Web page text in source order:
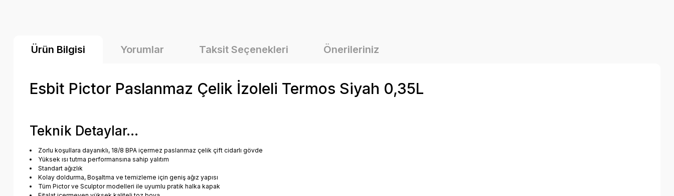
Ürün Bilgisi Yorumlar Taksit Seçenekleri Önerileriniz
Esbit Pictor Paslanmaz Çelik İzoleli Termos Siyah 0,35L
Teknik Detaylar...
Zorlu koşullara dayanıklı, 18/8 BPA içermez paslanmaz çelik çift cidarlı gövde
Yüksek ısı tutma performansına sahip yalıtım
Standart ağızlık
Kolay doldurma, Boşaltma ve temizleme için geniş ağız yapısı
Tüm Pictor ve Sculptor modelleri ile uyumlu pratik halka kapak